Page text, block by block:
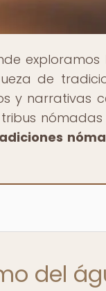
de
y narrativas
del